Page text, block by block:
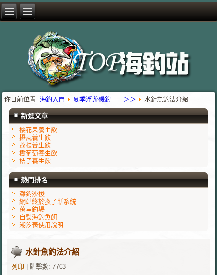
你目前位置:海釣入門 夏季浮游磯釣 ＞＞ 水針魚釣法介紹
新進文章
櫻花果養生飲
攝風養生飲
荔枝養生飲
樹葡萄養生飲
桔子養生飲
熱門排名
灘釣沙梭
網站終於換了新系統
萬里釣場
自製海釣魚餌
潮汐表使用說明
水針魚釣法介紹
列印 |點擊數: 7703